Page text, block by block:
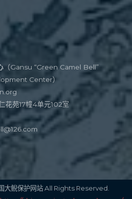
（Gansu “Green Camel Bell”
Center）
花苑17幢4单元102室
鲵保护网站 All Rights Reserved.